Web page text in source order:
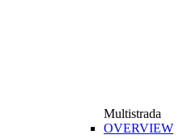
Multistrada
OVERVIEW